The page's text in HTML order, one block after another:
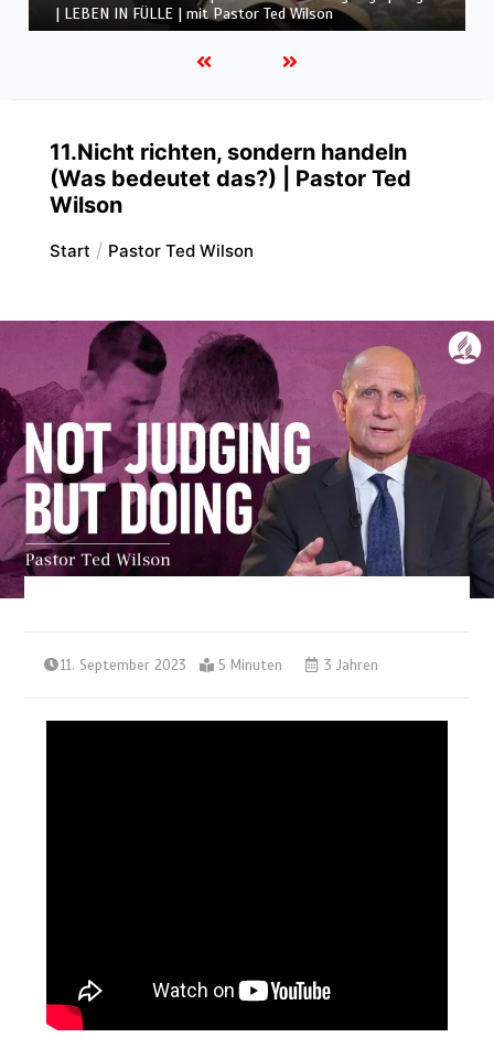
Folge 6 | LEBEN IN FÜLLE | mit Pastor Ted Wilson
11.Nicht richten, sondern handeln
(Was bedeutet das?) | Pastor Ted
Wilson
Start Pastor Ted Wilson
11. September 2023 5 Minuten 3 Jahren